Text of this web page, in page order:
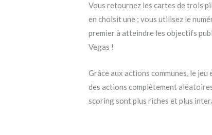
Vous retournez les cartes de trois
en choisit une ; vous utilisez le
premier à atteindre les objectifs
Vegas !
Grâce aux actions communes, le
des actions complètement
scoring sont plus riches et plus